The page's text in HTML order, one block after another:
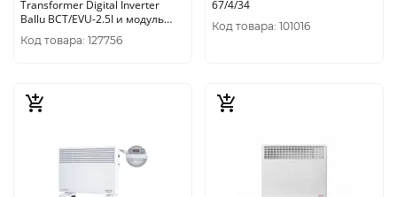
Transformer Digital Inverter
Ballu BCT/EVU-2.5I и модуль
HDN/WFN-02-01
Код товара: 127756
67/4/34
Код товара: 101016